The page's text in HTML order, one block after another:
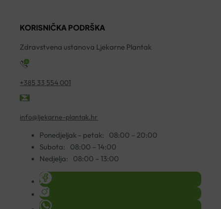
A20
KORISNIČKA PODRŠKA
Zdravstvena ustanova Ljekarne Plantak
+385 33 554 001
info@ljekarne-plantak.hr
Ponedjeljak - petak:
08:00 – 20:00
Subota:
08:00 – 14:00
Nedjelja:
08:00 – 13:00